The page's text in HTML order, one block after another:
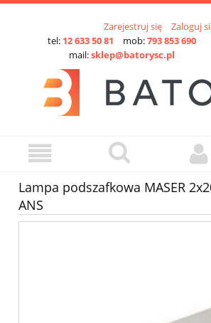
Zarejestruj się
Zaloguj
tel: 12 633 50 81 mob:793 853 690
mail:sklep@batorysc.pl
Lampa podszafkowa MASER
ANS